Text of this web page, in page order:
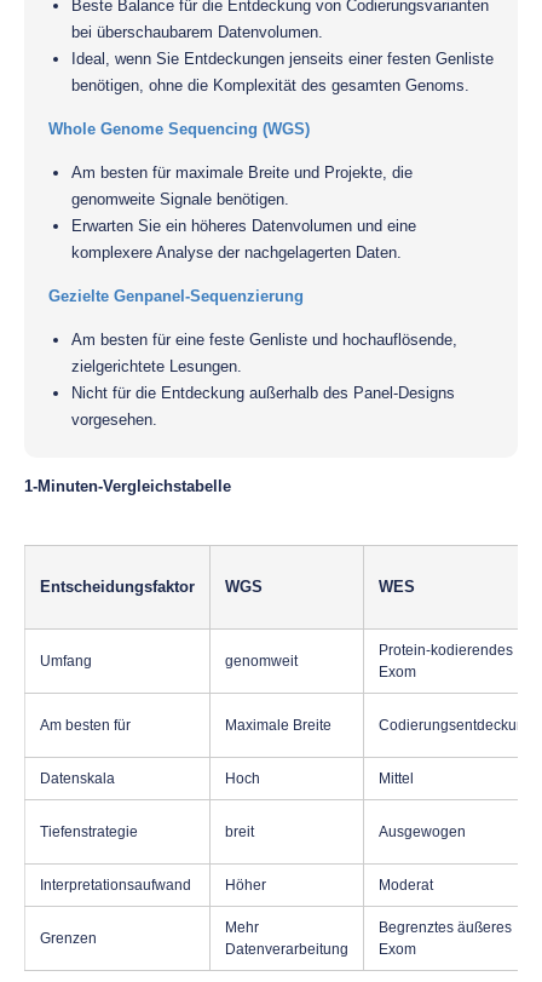
Beste Balance für die Entdeckung von Codierungsvarianten
bei überschaubarem Datenvolumen.
Ideal, wenn Sie Entdeckungen jenseits einer festen Genliste
benötigen, ohne die Komplexität des gesamten Genoms.
Whole Genome Sequencing (WGS)
Am besten für maximale Breite und Projekte, die
genomweite Signale benötigen.
Erwarten Sie ein höheres Datenvolumen und eine
komplexere Analyse der nachgelagerten Daten.
Gezielte Genpanel-Sequenzierung
Am besten für eine feste Genliste und hochauflösende,
zielgerichtete Lesungen.
Nicht für die Entdeckung außerhalb des Panel-Designs
vorgesehen.
1-Minuten-Vergleichstabelle
Entscheidungsfaktor WGS WES
Umfang genomweit
Protein-kodierendes
Exom
Am besten für Maximale Breite Codierungsentdeckung
Datenskala Hoch Mittel
Tiefenstrategie breit Ausgewogen
Interpretationsaufwand Höher Moderat
Grenzen
Mehr
Datenverarbeitung
Begrenztes äußeres
Exom